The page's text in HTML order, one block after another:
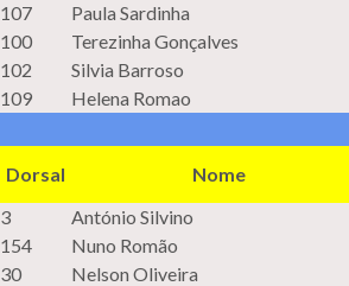
107 Paula Sardinha
100 Terezinha Gonçalves
102 Silvia Barroso
109 Helena Romao
Dorsal Nome
3 António Silvino
154 Nuno Romão
30 Nelson Oliveira